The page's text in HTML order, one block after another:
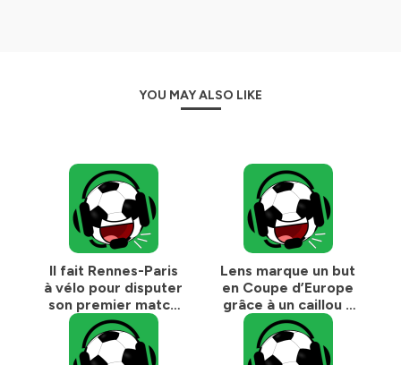
YOU MAY ALSO LIKE
Il fait Rennes-Paris
à vélo pour disputer
son premier match
avec l'équipe de
France
Lens marque un but
en Coupe d’Europe
grâce à un caillou à
Bollaert